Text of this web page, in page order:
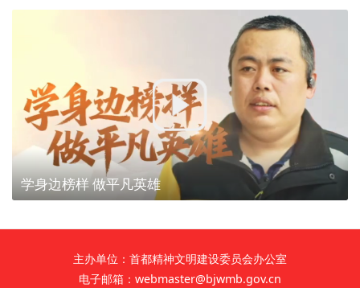
学身边榜样 做平凡英雄
主办单位：首都精神文明建设委员会办公室
电子邮箱：webmaster@bjwmb.gov.cn